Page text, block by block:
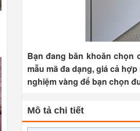
Bạn đang băn khoăn
mẫu mã đa dạng, giá cả
nghiệm vàng để bạn chọn
Mô tả chi tiết